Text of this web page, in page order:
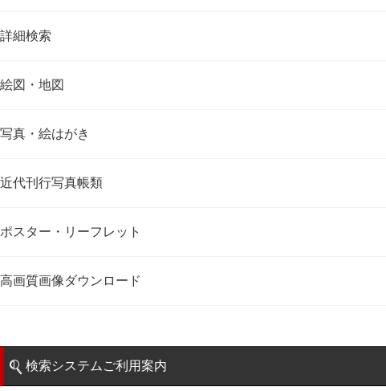
詳細検索
絵図・地図
写真・絵はがき
近代刊行写真帳類
ポスター・リーフレット
高画質画像ダウンロード
検索システムご利用案内